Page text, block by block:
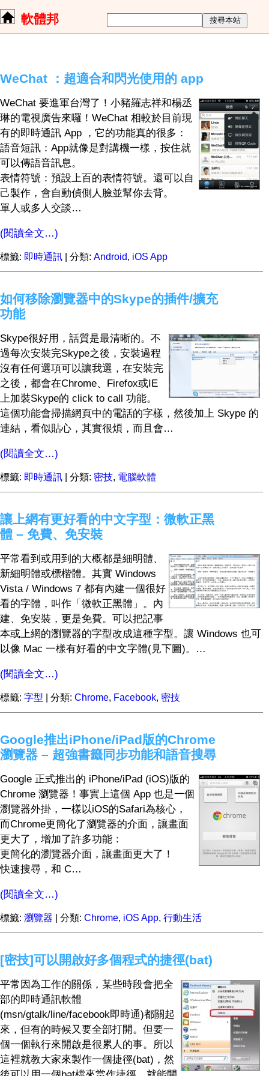
軟體邦
WeChat ：超適合和閃光使用的 app
WeChat 要進軍台灣了！小豬羅志祥和楊丞
琳的電視廣告來囉！WeChat 相較於目前現
有的即時通訊 App ，它的功能真的很多：
語音短訊：App就像是對講機一樣，按住就
可以傳語音訊息。
表情符號：預設上百的表情符號。還可以自
己製作，會自動偵側人臉並幫你去背。
單人或多人交談…
(閱讀全文…)
標籤: 即時通訊 | 分類: Android, iOS App
如何移除瀏覽器中的Skype的插件/擴充
功能
Skype很好用，話質是最清晰的。不
過每次安裝完Skype之後，安裝過程
沒有任何選項可以讓我選，在安裝完
之後，都會在Chrome、Firefox或IE
上加裝Skype的 click to call 功能。
這個功能會掃描網頁中的電話的字樣，然後加上 Skype 的
連結，看似貼心，其實很煩，而且會…
(閱讀全文…)
標籤: 即時通訊 | 分類: 密技, 電腦軟體
讓上網有更好看的中文字型：微軟正黑
體 – 免費、免安裝
平常看到或用到的大概都是細明體、
新細明體或標楷體。其實 Windows
Vista / Windows 7 都有內建一個很好
看的字體，叫作「微軟正黑體」。內
建、免安裝，更是免費。可以把記事
本或上網的瀏覽器的字型改成這種字型。讓 Windows 也可
以像 Mac 一樣有好看的中文字體(見下圖)。…
(閱讀全文…)
標籤: 字型 | 分類: Chrome, Facebook, 密技
Google推出iPhone/iPad版的Chrome
瀏覽器 – 超強書籤同步功能和語音搜尋
Google 正式推出的 iPhone/iPad (iOS)版的
Chrome 瀏覽器！事實上這個 App 也是一個
瀏覽器外掛，一樣以iOS的Safari為核心，
而Chrome更簡化了瀏覽器的介面，讓畫面
更大了，增加了許多功能：
更簡化的瀏覽器介面，讓畫面更大了！
快速搜尋，和 C…
(閱讀全文…)
標籤: 瀏覽器 | 分類: Chrome, iOS App, 行動生活
[密技]可以開啟好多個程式的捷徑(bat)
平常因為工作的關係，某些時段會把全
部的即時通訊軟體
(msn/gtalk/line/facebook即時通)都關起
來，但有的時候又要全部打開。但要一
個一個執行來開啟是很累人的事。所以
這裡就教大家來製作一個捷徑(bat)，然